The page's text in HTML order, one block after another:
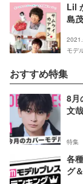
Lil
島
モデ
おすすめ特集
8月
文哉
特集
各
グ